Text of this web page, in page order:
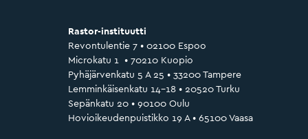
Rastor-instituutti
Revontulentie 7 • 02100 Espoo
Microkatu 1 • 70210 Kuopio
Pyhäjärvenkatu 5 A 25 • 33200 Tampere
Lemminkäisenkatu 14–18 • 20520 Turku
Sepänkatu 20 • 90100 Oulu
Hovioikeudenpuistikko 19 A • 65100 Vaasa